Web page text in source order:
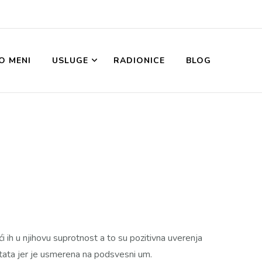
PRomeni!
svoj život živiš svesnija i zadovoljnija, i da ti se osmeh ponovo vrati
MENI USLUGE RADIONICE BLOG
ih u njihovu suprotnost a to su pozitivna uverenja
jer je usmerena na podsvesni um.